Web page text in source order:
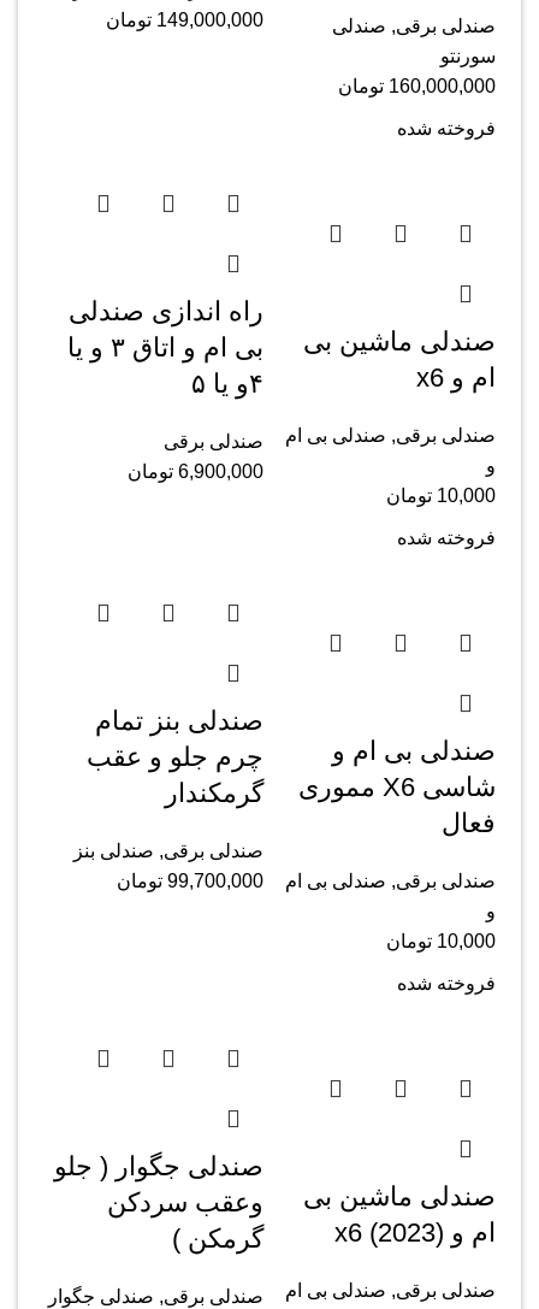
صندلی برقی, صندلی
سورنتو
160,000,000 تومان
149,000,000 تومان
فروخته شده
صندلی ماشین بی
ام و x6
صندلی برقی, صندلی بی ام
و
10,000 تومان
راه اندازی صندلی
بی ام و اتاق ۳ و یا
۴و یا ۵
صندلی برقی
6,900,000 تومان
فروخته شده
صندلی بی ام و
شاسی X6 مموری
فعال
صندلی برقی, صندلی بی ام
و
10,000 تومان
صندلی بنز تمام
چرم جلو و عقب
گرمکندار
صندلی برقی, صندلی بنز
99,700,000 تومان
فروخته شده
صندلی ماشین بی
ام و x6 (2023)
صندلی برقی, صندلی بی ام
صندلی جگوار ( جلو
وعقب سردکن
گرمکن )
صندلی برقی, صندلی جگوار